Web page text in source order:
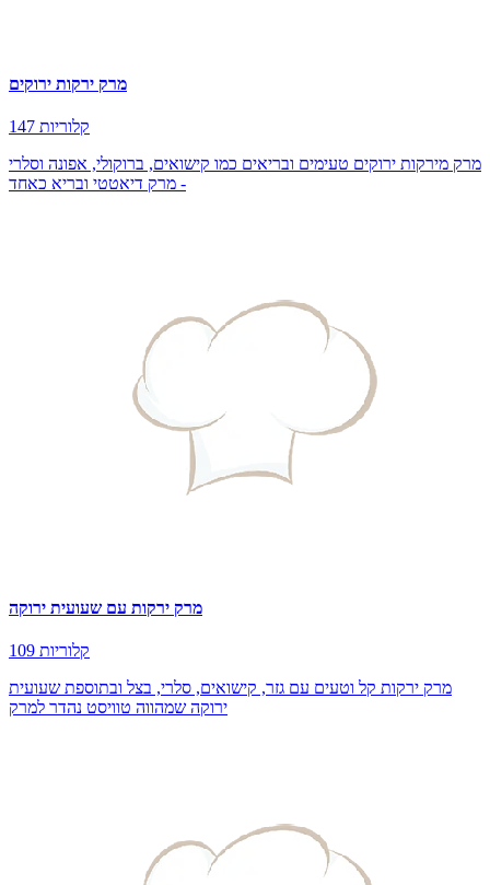
מרק ירקות ירוקים
147 קלוריות
מרק מירקות ירוקים טעימים ובריאים כמו קישואים, ברוקולי, אפונה וסלרי
- מרק דיאטטי ובריא כאחד
מרק ירקות עם שעועית ירוקה
109 קלוריות
מרק ירקות קל וטעים עם גזר, קישואים, סלרי, בצל ובתוספת שעועית
ירוקה שמהווה טוויסט נהדר למרק